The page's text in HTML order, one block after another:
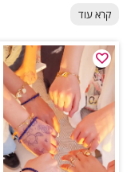
בעיצוב אישי. האווירה
גאווה גדולה. זו חוויה
מהמסיבה.
קרא עוד